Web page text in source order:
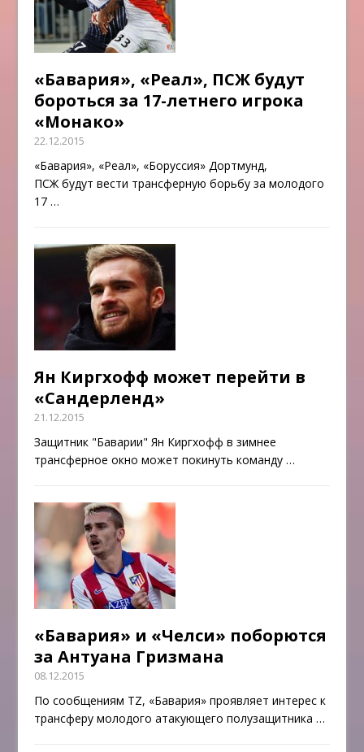
«Бавария», «Реал», ПСЖ будут
бороться за 17-летнего игрока
«Монако»
22.12.2015
«Бавария», «Реал», «Боруссия» Дортмунд,
ПСЖ будут вести трансферную борьбу за молодого
17…
Ян Киргхофф может перейти в
«Сандерленд»
21.12.2015
Защитник "Баварии" Ян Киргхофф в зимнее
трансферное окно может покинуть команду…
«Бавария» и «Челси» поборются
за Антуана Гризмана
08.12.2015
По сообщениям TZ, «Бавария» проявляет интерес к
трансферу молодого атакующего полузащитника…